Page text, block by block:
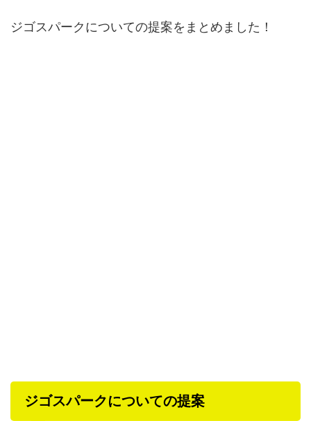
ジゴスパークについての提案をまとめました！
ジゴスパークについての提案